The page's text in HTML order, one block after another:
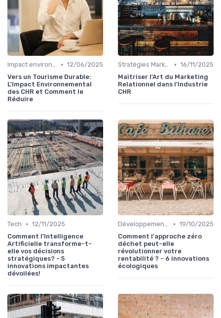
Impact environnemental • 12/06/2025
Vers un Tourisme Durable:
L'Impact Environnemental
des CHR et Comment le
Réduire
Stratégies Marketing • 16/11/2025
Maîtriser l'Art du Marketing
Relationnel dans l'Industrie
CHR
Tech • 12/11/2025
Comment l'Intelligence
Artificielle transforme-t-
elle vos décisions
stratégiques? - 5
innovations impactantes
dévoilées!
Développement Durable • 19/10/2025
Comment l'approche zéro
déchet peut-elle
révolutionner votre
rentabilité ? - 6 innovations
écologiques